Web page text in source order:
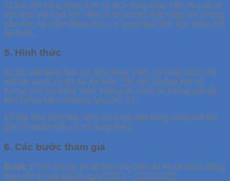
01 bài viết bằng tiếng Anh có dịch sang tiếng Việt chia sẻ về
một giáo viên mà học viên có ấn tượng nhất cùng với những
cảm xúc, kỷ niệm đáng nhớ, v.v. trong quá trình học tiếng Anh
tại Halo.
5. Hình thức
01 bài viết tiếng Anh (có dịch tiếng Việt), chỉ chấp nhận bài
viết file word, có độ dài tối thiểu 150 chữ (không tính số
lượng chữ bài tiếng Việt), không lỗi chính tả, không viết tắt,
font Times New Roman, font chữ 13;
Có thể đính kèm ảnh minh họa/ link ảnh trong cùng một file
(ghi rõ nguồn nếu có sử dụng ảnh);
6. Các bước tham gia
Bước 1: Gửi bài dự thi tại form này (bài dự thi sẽ được đăng
theo thứ tự nộp bài từ ngày 03/11 – 13/11/2023)